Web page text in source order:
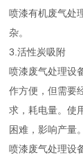
喷漆有机废气处
杂。
3.活性炭吸附
喷漆废气处理设
作方便，但需要
求，耗电量。使
困难，影响产量。
喷漆废气处理设